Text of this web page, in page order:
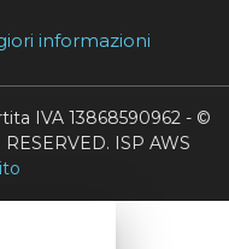
informazioni
IVA 13868590962 - ©
ISP AWS